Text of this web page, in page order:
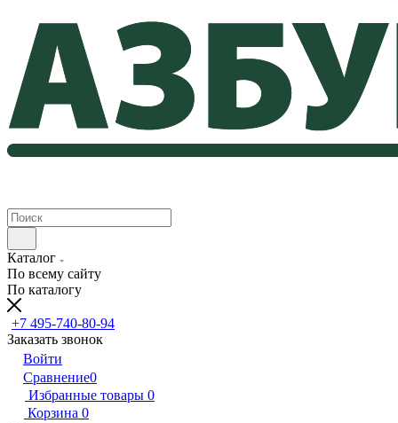
Каталог
По всему сайту
По каталогу
+7 495-740-80-94
Заказать звонок
Войти
Сравнение0
Избранные товары 0
Корзина 0